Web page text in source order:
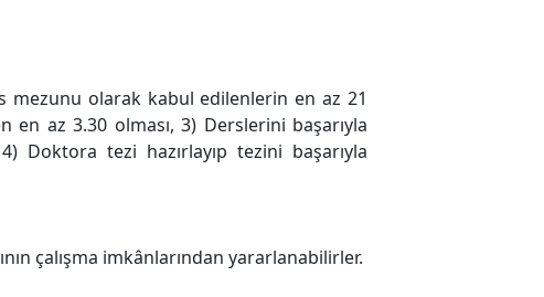
mezunu olarak kabul edilenlerin en az 21
en az 3.30 olması, 3) Derslerini başarıyla
Doktora tezi hazırlayıp tezini başarıyla
çalışma imkânlarından yararlanabilirler.